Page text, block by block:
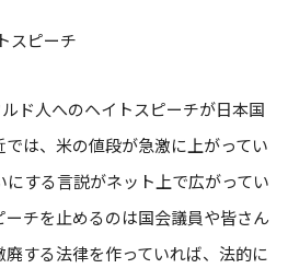
スピーチ
ド人へのヘイトスピーチが日本国
は、米の値段が急激に上がってい
する言説がネット上で広がってい
ーチを止めるのは国会議員や皆さん
する法律を作っていれば、法的に